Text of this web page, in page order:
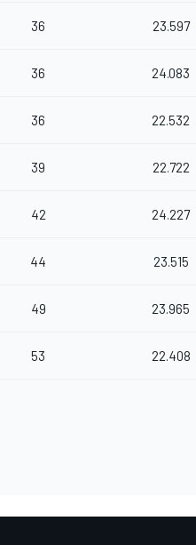
36 23.597
36 24.083
36 22.532
39 22.722
42 24.227
44 23.515
49 23.965
53 22.408